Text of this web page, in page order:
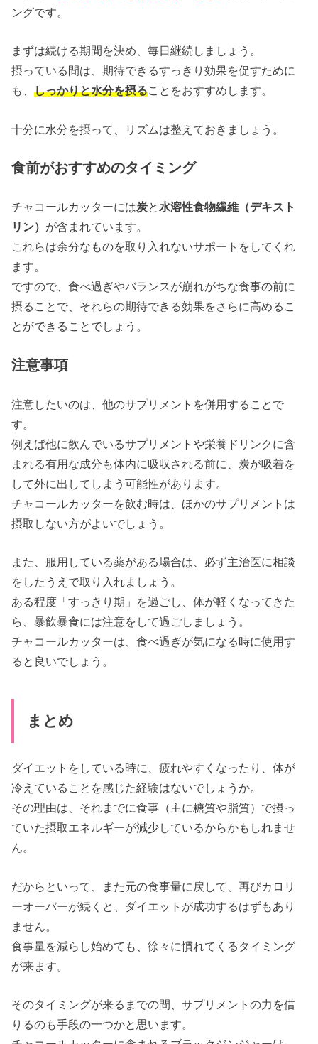
ングです。
まずは続ける期間を決め、毎日継続しましょう。
摂っている間は、期待できるすっきり効果を促すために
も、しっかりと水分を摂ることをおすすめします。
十分に水分を摂って、リズムは整えておきましょう。
食前がおすすめのタイミング
チャコールカッターには炭と 水溶性食物繊維（デキスト
リン） が含まれています。
これらは余分なものを取り入れないサポートをしてくれ
ます。
ですので、食べ過ぎやバランスが崩れがちな食事の前に
摂ることで、それらの期待できる効果をさらに高めるこ
とができることでしょう。
注意事項
注意したいのは、他のサプリメントを併用することで
す。
例えば他に飲んでいるサプリメントや栄養ドリンクに含
まれる有用な成分も体内に吸収される前に、炭が吸着を
して外に出してしまう可能性があります。
チャコールカッターを飲む時は、ほかのサプリメントは
摂取しない方がよいでしょう。
また、服用している薬がある場合は、必ず主治医に相談
をしたうえで取り入れましょう。
ある程度「すっきり期」を過ごし、体が軽くなってきた
ら、暴飲暴食には注意をして過ごしましょう。
チャコールカッターは、食べ過ぎが気になる時に使用す
ると良いでしょう。
まとめ
ダイエットをしている時に、疲れやすくなったり、体が
冷えていることを感じた経験はないでしょうか。
その理由は、それまでに食事（主に糖質や脂質）で摂っ
ていた摂取エネルギーが減少しているからかもしれませ
ん。
だからといって、また元の食事量に戻して、再びカロリ
ーオーバーが続くと、ダイエットが成功するはずもあり
ません。
食事量を減らし始めても、徐々に慣れてくるタイミング
が来ます。
そのタイミングが来るまでの間、サプリメントの力を借
りるのも手段の一つかと思います。